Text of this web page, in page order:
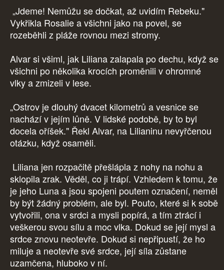
„Jdeme! Nemůžu se dočkat, až uvidím Rebeku."
Vykřikla Rosalie a všichni jako na povel, se
rozeběhli z pláže rovnou mezi stromy.
Alvar si všiml, jak Liliana zalapala po dechu, když se
všichni po několika krocích proměnili v ohromné
vlky a zmizeli v lese.
„Ostrov je dlouhý dvacet kilometrů a vesnice se
nachází v jejím lůně. V lidské podobě, by to byl
docela oříšek." Řekl Alvar, na Lilianinu nevyřčenou
otázku, když osaměli.
Liliana jen rozpačitě přešlápla z nohy na nohu a
sklopila zrak. Věděl, co ji trápí. Vzhledem k tomu, že
je jeho Luna a jsou spojeni poutem označení, neměl
by být žádný problém, ale byl. Pouto, které si k sobě
vytvořili, ona v srdci a mysli popírá, a tím ztrácí i
veškerou svou sílu a moc vlka. Dokud se její mysl a
srdce znovu neotevře. Dokud si nepřipustí, že ho
miluje a neotevře své srdce, její síla zůstane
uzamčena, hluboko v ní.